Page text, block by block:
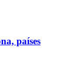
países